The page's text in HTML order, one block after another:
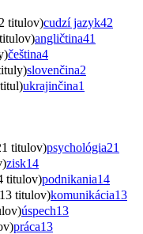
titulov)cudzí jazyk42
angličtina41
čeština4
slovenčina2
ukrajinčina1
titulov)psychológia21
zisk14
titulov)podnikania14
titulov)komunikácia13
úspech13
práca13